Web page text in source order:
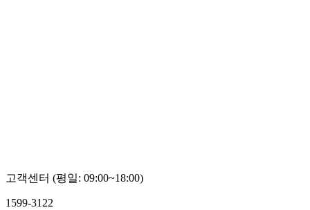
고객센터 (평일: 09:00~18:00)
1599-3122